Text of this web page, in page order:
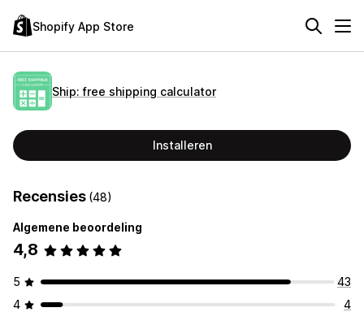
Shopify App Store
Ship: free shipping calculator
Installeren
Recensies (48)
Algemene beoordeling
4,8
5
43
4
4